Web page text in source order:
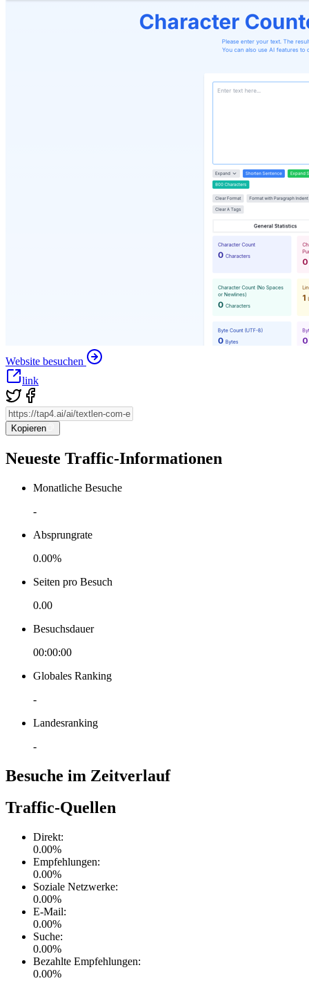
Website besuchen
link
Kopieren
Neueste Traffic-Informationen
Monatliche Besuche
-
Absprungrate
0.00%
Seiten pro Besuch
0.00
Besuchsdauer
00:00:00
Globales Ranking
-
Landesranking
-
Besuche im Zeitverlauf
Traffic-Quellen
Direkt:
0.00%
Empfehlungen:
0.00%
Soziale Netzwerke:
0.00%
E-Mail:
0.00%
Suche:
0.00%
Bezahlte Empfehlungen:
0.00%